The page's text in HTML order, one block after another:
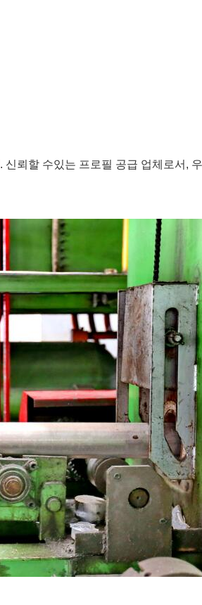
. 신뢰할 수있는 프로필 공급 업체로서,